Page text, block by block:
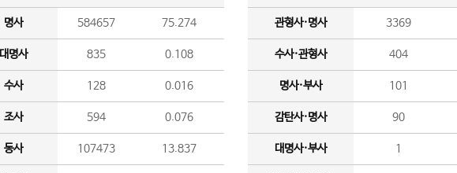
명사 584657 75.274
명사 835 0.108
수사 128 0.016
조사 594 0.076
동사 107473 13.837
관형사·명사 3369
수사·관형사 404
명사·부사 101
감탄사·명사 90
대명사·부사 1